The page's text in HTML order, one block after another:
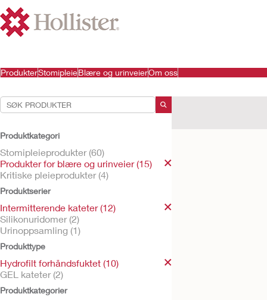
ProdukterStomipleieBlære og urinveierOm oss
Produktkategori
Stomipleieprodukter (60)
Produkter for blære og urinveier (15)
Kritiske pleieprodukter (4)
Produktserier
Intermitterende kateter (12)
Silikonuridomer (2)
Urinoppsamling (1)
Produkttype
Hydrofilt forhåndsfuktet (10)
GEL kateter (2)
Produktkategorier
Produkter for blære og